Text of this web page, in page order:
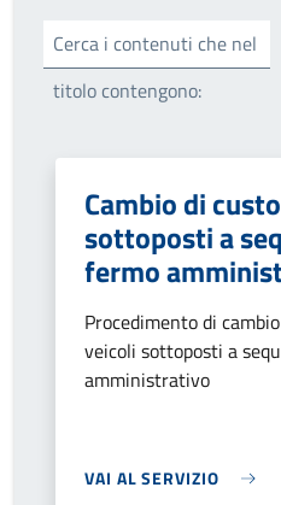
Cerca i contenuti che nel
titolo contengono:
Cambio di
sottoposti a
fermo
Procedimento di
veicoli sottoposti a
amministrativo
VAI AL SERVIZIO